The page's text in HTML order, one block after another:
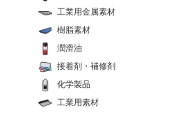
工業用金属素材
樹脂素材
潤滑油
接着剤・補修剤
化学製品
工業用素材